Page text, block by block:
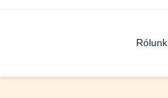
Rólunk